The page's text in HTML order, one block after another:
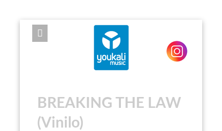
EXPOSE FRAMEWORK FOR JOOMLA 2.5 AND 3.0+
BREAKING THE LAW
(Vinilo)